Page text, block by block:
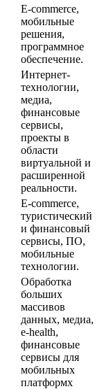
E-commerce,
мобильные
решения,
программное
обеспечение.
Интернет-
технологии,
медиа,
финансовые
сервисы,
проекты в
области
виртуальной и
расширенной
реальности.
E-commerce,
туристический
и финансовый
сервисы, ПО,
мобильные
технологии.
Обработка
больших
массивов
данных, медиа,
e-health,
финансовые
сервисы для
мобильных
платформх